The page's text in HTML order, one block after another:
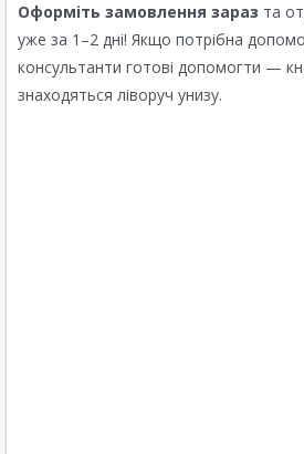
Оформіть замовлення зараз та
уже за 1–2 дні! Якщо потрібна
консультанти готові допомогти —
знаходяться ліворуч унизу.